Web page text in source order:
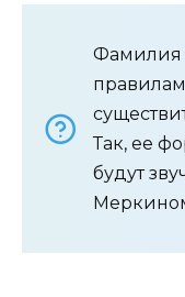
Фамилия
Так, ее
будут